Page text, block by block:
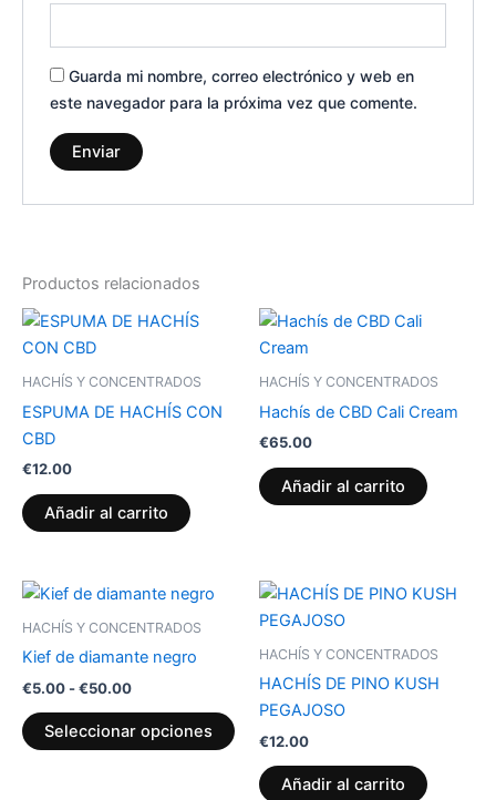
Guarda mi nombre, correo electrónico y web en
este navegador para la próxima vez que comente.
Productos relacionados
HACHÍS Y CONCENTRADOS
ESPUMA DE HACHÍS CON
CBD
€12.00
Añadir al carrito
HACHÍS Y CONCENTRADOS
Hachís de CBD Cali Cream
€65.00
Añadir al carrito
HACHÍS Y CONCENTRADOS
Kief de diamante negro
€5.00 -€50.00
Rango
de
precios:
€5.00
hasta
Seleccionar opciones
Este
producto
tiene
Las
opciones
HACHÍS Y CONCENTRADOS
HACHÍS DE PINO KUSH
PEGAJOSO
€12.00
Añadir al carrito